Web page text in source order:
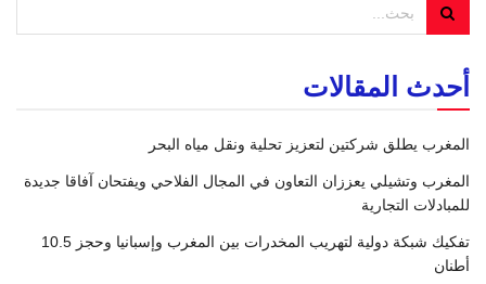
أحدث المقالات
المغرب يطلق شركتين لتعزيز تحلية ونقل مياه البحر
المغرب وتشيلي يعززان التعاون في المجال الفلاحي ويفتحان آفاقا جديدة
للمبادلات التجارية
تفكيك شبكة دولية لتهريب المخدرات بين المغرب وإسبانيا وحجز 10.5
أطنان